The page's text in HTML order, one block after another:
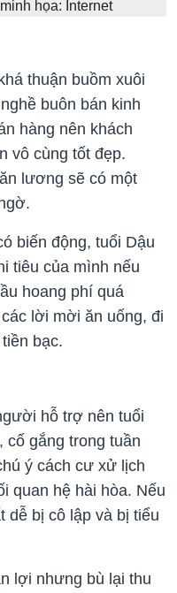
họa: Internet
thuận buồm xuôi
buôn bán kinh
hàng nên khách
vô cùng tốt đẹp.
lương sẽ có một
biến động, tuổi Dậu
tiêu của mình nếu
hoang phí quá
lời mời ăn uống, đi
bạc.
hỗ trợ nên tuổi
cố gắng trong tuần
ý cách cư xử lịch
quan hệ hài hòa. Nếu
dễ bị cô lập và bị tiểu
lợi nhưng bù lại thu